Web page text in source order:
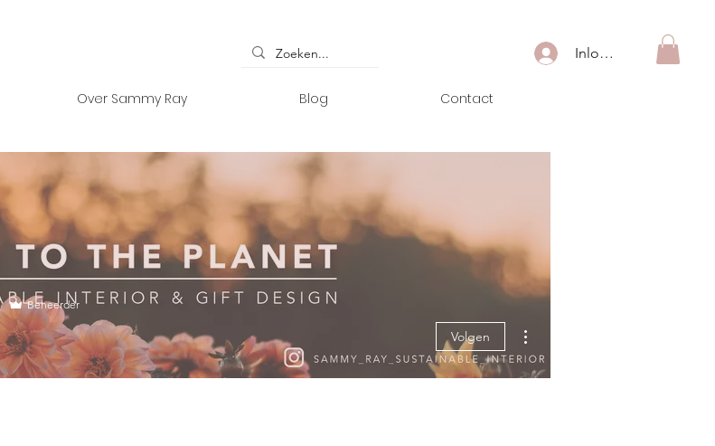
Inloggen
Over Sammy Ray Blog Contact
Beheerder
Volgen